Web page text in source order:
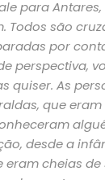
para
Todos são
por
perspectiva,
quiser. As
que
desde a
cheias de